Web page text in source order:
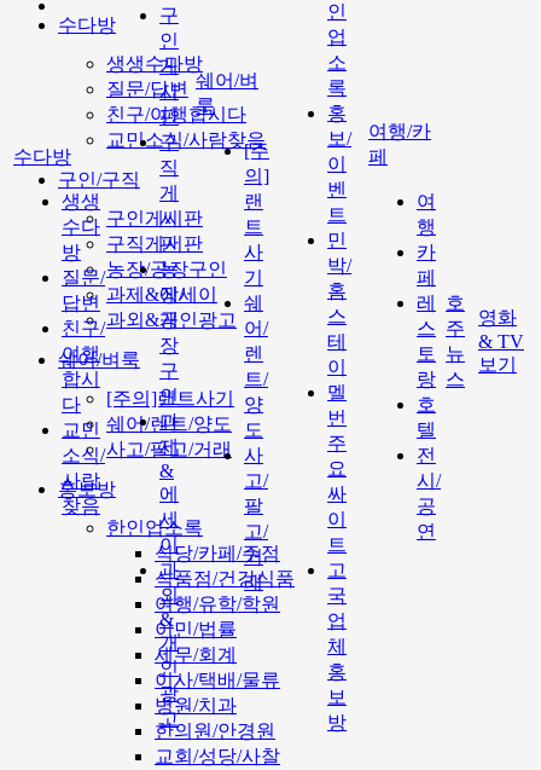
수다방
생생수다방
질문/답변
친구/여행합시다
교민소식/사람찾음
구인/구직
구인게시판
구직게시판
농장/공장구인
과제&에세이
과외&개인광고
쉐어/벼룩
[주의]랜트사기
쉐어/렌트/양도
사고/팔고/거래
홍보방
한인업소록
식당/카페/주점
식품점/건강식품
여행/유학/학원
이민/법률
세무/회계
이사/택배/물류
병원/치과
한의원/안경원
교회/성당/사찰
수다방
생생
수다
방
질문/
답변
친구/
여행
합시
다
교민
소식/
사람
찾음
구
인
게
시
판
구
직
게
시
판
농
장/
공
장
구
인
과
제
&
에
세
이
과
외
&
개
인
광
고
쉐어/벼
룩
[주
의]
랜
트
사
기
쉐
어/
렌
트/
양
도
사
고/
팔
고/
거
래
인
업
소
록
홍
보/
이
벤
트
민
박/
홈
스
테
이
멜
번
주
요
싸
이
트
고
국
업
체
홍
보
방
여행/카
페
여
행
카
페
레
스
토
랑
호
텔
전
시/
공
연
호
주
뉴
스
영화
& TV
보기